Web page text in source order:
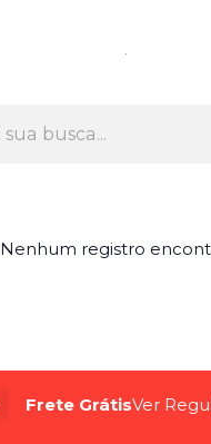
Nenhum registro
Frete GrátisVer